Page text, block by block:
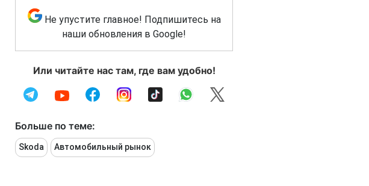
Не упустите главное! Подпишитесь на
наши обновления в Google!
Или читайте нас там, где вам удобно!
Больше по теме:
Skoda Автомобильный рынок